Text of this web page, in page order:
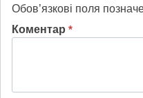
Обов’язкові поля
Коментар *